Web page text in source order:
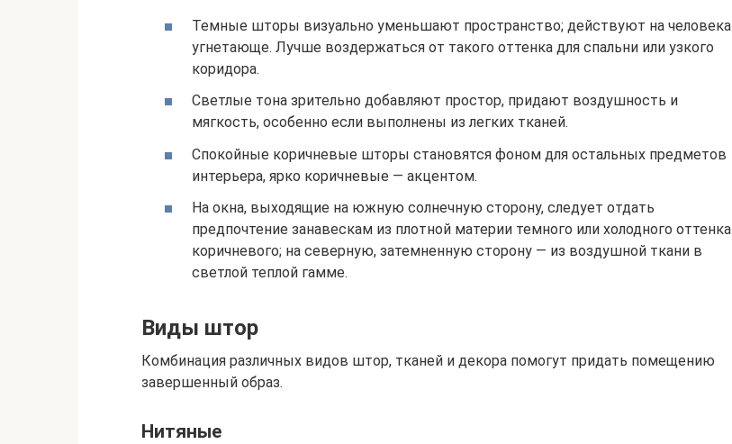
Темные шторы визуально уменьшают пространство; действуют на человека
угнетающе. Лучше воздержаться от такого оттенка для спальни или узкого
коридора.
Светлые тона зрительно добавляют простор, придают воздушность и
мягкость, особенно если выполнены из легких тканей.
Спокойные коричневые шторы становятся фоном для остальных предметов
интерьера, ярко коричневые — акцентом.
На окна, выходящие на южную солнечную сторону, следует отдать
предпочтение занавескам из плотной материи темного или холодного оттенка
коричневого; на северную, затемненную сторону — из воздушной ткани в
светлой теплой гамме.
Виды штор
Комбинация различных видов штор, тканей и декора помогут придать помещению
завершенный образ.
Нитяные